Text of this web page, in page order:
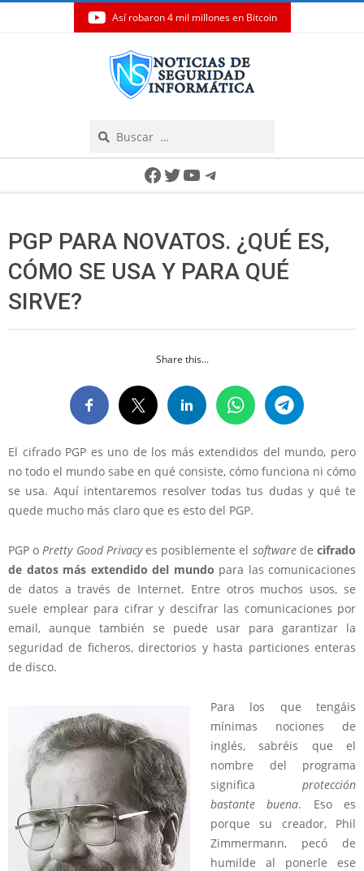
Así robaron 4 mil millones en Bitcoin
Facebook
Twitter
YouTube
Telegram
PGP PARA NOVATOS. ¿QUÉ ES,
CÓMO SE USA Y PARA QUÉ
SIRVE?
Share this...
El cifrado PGP es uno de los más extendidos del mundo, pero
no todo el mundo sabe en qué consiste, cómo funciona ni cómo
se usa. Aquí intentaremos resolver todas tus dudas y qué te
quede mucho más claro que es esto del PGP.
PGP oPretty Good Privacyes posiblemente el softwaredecifrado
de datos más extendido del mundo para las comunicaciones
de datos a través de Internet. Entre otros muchos usos, se
suele emplear para cifrar y descifrar las comunicaciones por
email, aunque también se puede usar para garantizar la
seguridad de ficheros, directorios y hasta particiones enteras
de disco.
Para los que tengáis
mínimas nociones de
inglés, sabréis que el
nombre del programa
significa protección
bastante buena. Eso es
porque su creador, Phil
Zimmermann, pecó de
humilde al ponerle ese